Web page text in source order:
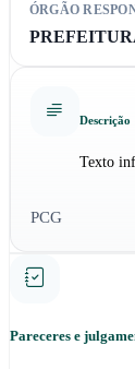
ÓRGÃO
Descrição
Texto
PCG
Pareceres e